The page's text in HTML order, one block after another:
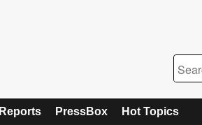
Reports PressBox Hot Topics